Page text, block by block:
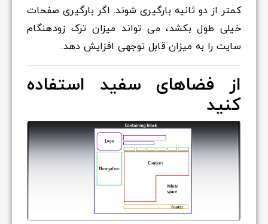
کمتر از دو ثانیه بارگیری شوند. اگر بارگیری صفحات
خیلی طول بکشد، می تواند میزان ترک زودهنگام
سایت را به میزان قابل توجهی افزایش دهد.
از فضاهای سفید استفاده
کنید